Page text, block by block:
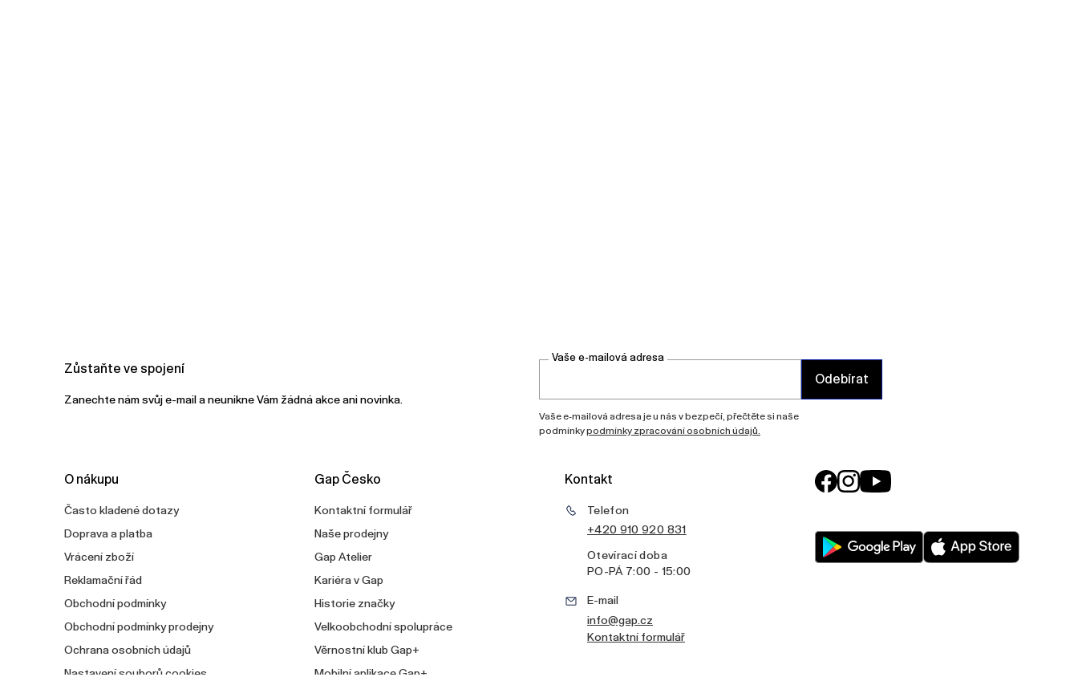
Zůstaňte ve spojení
Zanechte nám svůj e-mail a neunikne Vám žádná akce ani novinka.
Vaše e-mailová adresa
Odebírat
Vaše e-mailová adresa je u nás v bezpečí, přečtěte si naše
podmínkypodmínky zpracování osobních údajů.
O nákupu
Často kladené dotazy
Doprava a platba
Vrácení zboží
Reklamační řád
Obchodní podmínky
Obchodní podmínky prodejny
Ochrana osobních údajů
Nastavení souborů cookies
Gap Česko
Kontaktní formulář
Naše prodejny
Gap Atelier
Kariéra v Gap
Historie značky
Velkoobchodní spolupráce
Věrnostní klub Gap+
Mobilní aplikace Gap+
Kontakt
Telefon
+420 910 920 831
Otevírací doba
PO-PÁ 7:00 - 15:00
E-mail
info@gap.cz
Kontaktní formulář